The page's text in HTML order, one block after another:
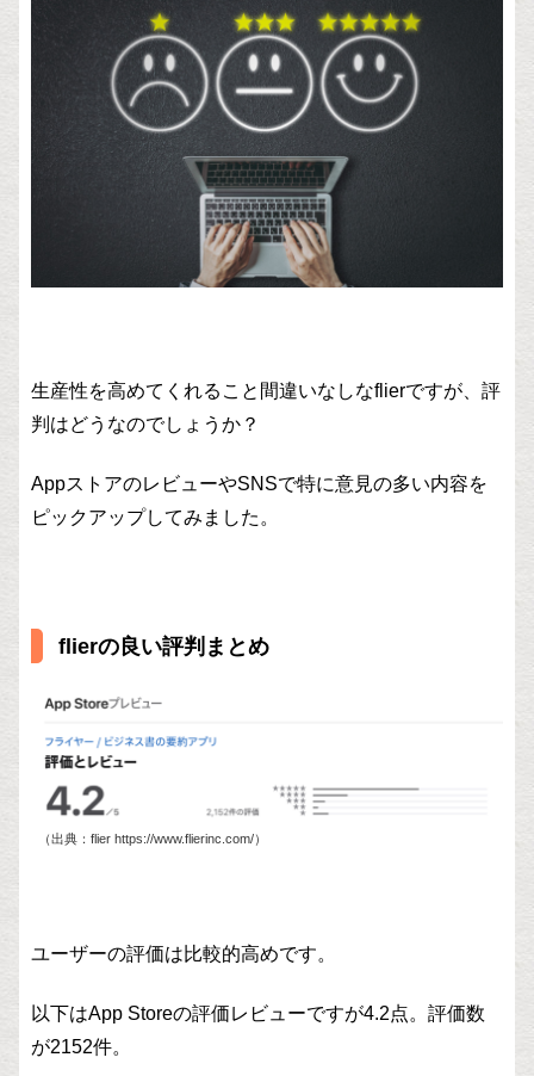
生産性を高めてくれること間違いなしなflierですが、評
判はどうなのでしょうか？
AppストアのレビューやSNSで特に意見の多い内容を
ピックアップしてみました。
flierの良い評判まとめ
（出典：flier https://www.flierinc.com/）
ユーザーの評価は比較的高めです。
以下はApp Storeの評価レビューですが4.2点。評価数
が2152件。